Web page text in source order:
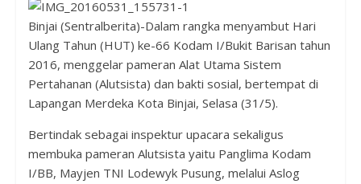
Binjai (Sentralberita)-Dalam rangka menyambut Hari
Ulang Tahun (HUT) ke-66 Kodam I/Bukit Barisan tahun
2016, menggelar pameran Alat Utama Sistem
Pertahanan (Alutsista) dan bakti sosial, bertempat di
Lapangan Merdeka Kota Binjai, Selasa (31/5).
Bertindak sebagai inspektur upacara sekaligus
membuka pameran Alutsista yaitu Panglima Kodam
I/BB, Mayjen TNI Lodewyk Pusung, melalui Aslog